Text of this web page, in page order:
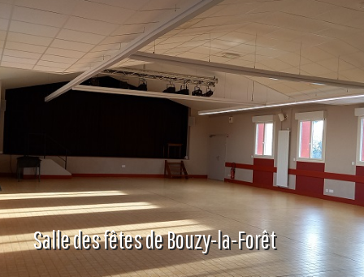
Salle des fêtes de Bouzy-la-Forêt